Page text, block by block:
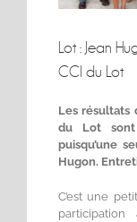
Lot : Jean
CCI du Lot
Les résultats
du Lot sont
puisqu’une
Hugon.
C’est une